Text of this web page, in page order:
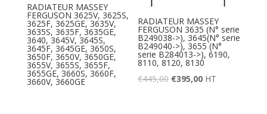
RADIATEUR MASSEY
FERGUSON 3625V, 3625S,
3625F, 3625GE, 3635V,
3635S, 3635F, 3635GE,
3640, 3645V, 3645S,
3645F, 3645GE, 3650S,
3650F, 3650V, 3650GE,
3655V, 3655S, 3655F,
3655GE, 3660S, 3660F,
3660V, 3660GE
RADIATEUR MASSEY
FERGUSON 3635 (N° serie
B249038->), 3645(N° serie
B249040->), 3655 (N°
serie B284013->), 6190,
8110, 8120, 8130
€445,00 €395,00 HT